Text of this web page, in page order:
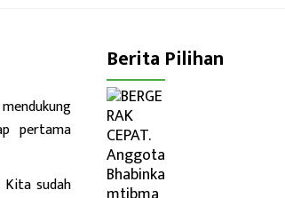
pertama
Kita sudah
Berita Pilihan